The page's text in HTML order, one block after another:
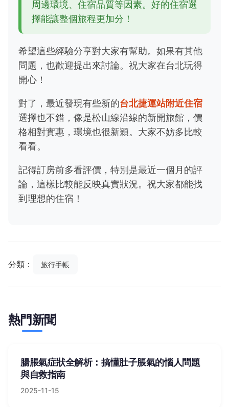
周邊環境、住宿品質等因素。好的住宿選
擇能讓整個旅程更加分！
希望這些經驗分享對大家有幫助。如果有其他
問題，也歡迎提出來討論。祝大家在台北玩得
開心！
對了，最近發現有些新的台北捷運站附近住宿
選擇也不錯，像是松山線沿線的新開旅館，價
格相對實惠，環境也很新穎。大家不妨多比較
看看。
記得訂房前多看評價，特別是最近一個月的評
論，這樣比較能反映真實狀況。祝大家都能找
到理想的住宿！
分類： 旅行手帳
熱門新聞
腸脹氣症狀全解析：搞懂肚子脹氣的惱人問題
與自救指南
2025-11-15